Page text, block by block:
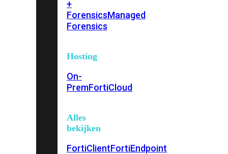
+
ForensicsManaged
Forensics
Hosting
On-
PremFortiCloud
Alles
bekijken
FortiClientFortiEndpoint